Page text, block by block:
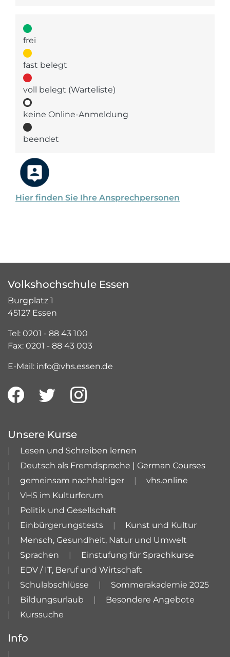
Hier finden Sie Ihre Ansprechpersonen
frei
fast belegt
voll belegt (Warteliste)
keine Online-Anmeldung
beendet
Volkshochschule Essen
Burgplatz 1
45127 Essen
Tel: 0201 - 88 43 100
Fax: 0201 - 88 43 003
E-Mail: info@vhs.essen.de
Unsere Kurse
Lesen und Schreiben lernen
Deutsch als Fremdsprache | German Courses
gemeinsam nachhaltiger
vhs.online
VHS im Kulturforum
Politik und Gesellschaft
Einbürgerungstests
Kunst und Kultur
Mensch, Gesundheit, Natur und Umwelt
Sprachen
Einstufung für Sprachkurse
EDV / IT, Beruf und Wirtschaft
Schulabschlüsse
Sommerakademie 2025
Bildungsurlaub
Besondere Angebote
Kurssuche
Info